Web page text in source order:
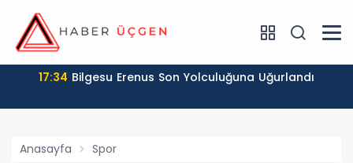
17:34 Bilgesu Erenus Son Yolculuğuna Uğurlandı
Anasayfa Spor